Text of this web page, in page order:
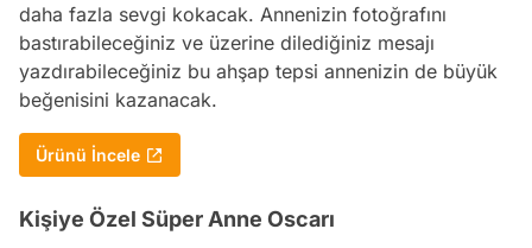
daha fazla sevgi kokacak. Annenizin fotoğrafını
bastırabileceğiniz ve üzerine dilediğiniz mesajı
yazdırabileceğiniz bu ahşap tepsi annenizin de büyük
beğenisini kazanacak.
Ürünü İncele
Kişiye Özel Süper Anne Oscarı